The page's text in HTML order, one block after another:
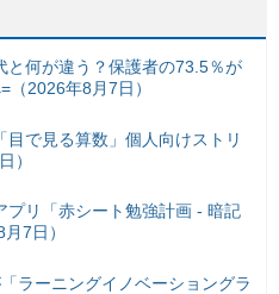
と何が違う？保護者の73.5％が
2026年8月7日）
で見る算数」個人向けストリ
）
プリ「赤シート勉強計画 - 暗記
7日）
ラーニングイノベーショングラ